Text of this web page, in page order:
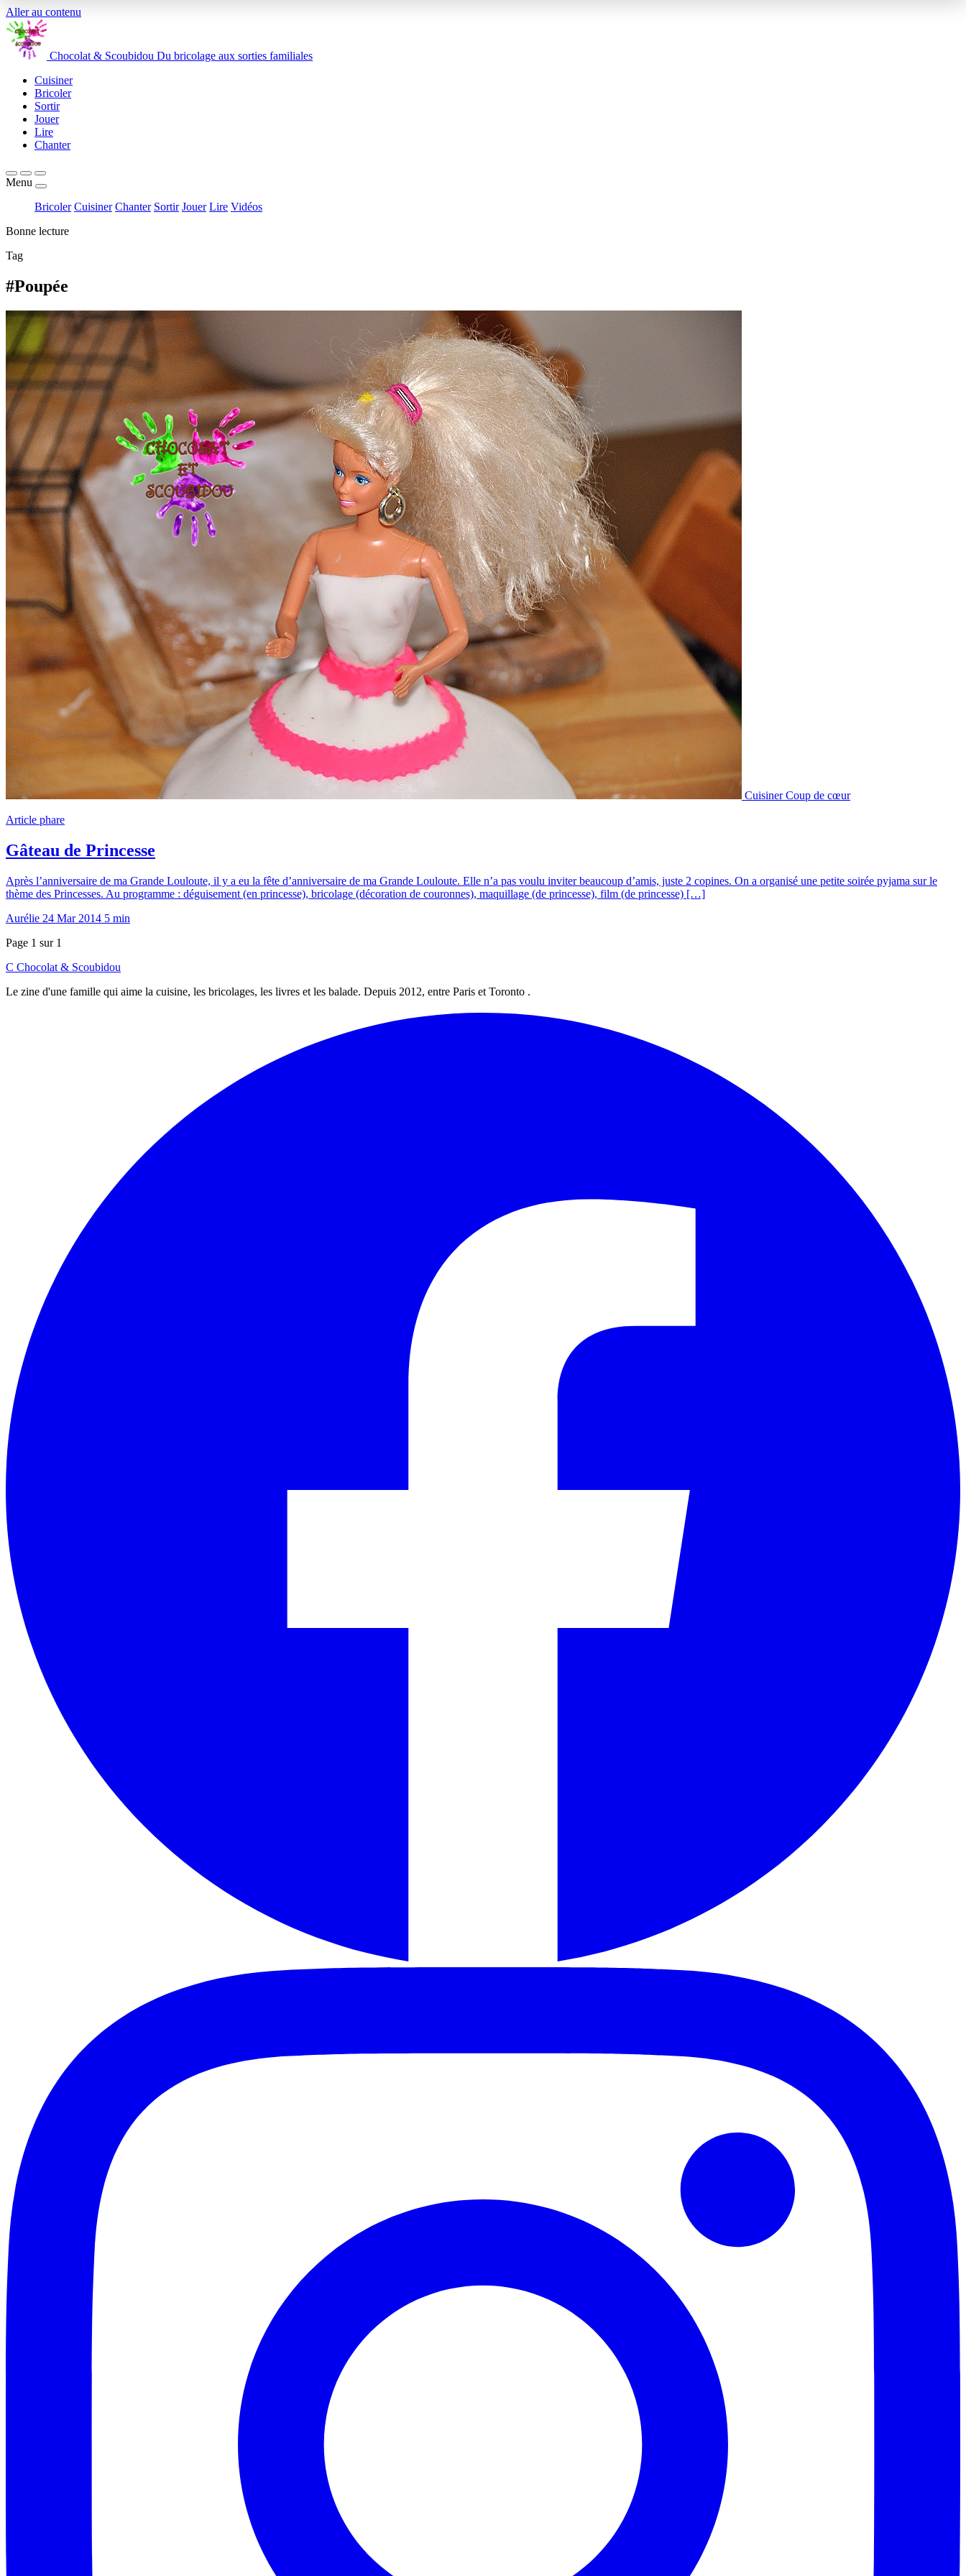
Aller au contenu
Chocolat & Scoubidou Du bricolage aux sorties familiales
Cuisiner
Bricoler
Sortir
Jouer
Lire
Chanter
Menu
Bricoler Cuisiner Chanter Sortir Jouer Lire Vidéos
Bonne lecture
Tag
#Poupée
Cuisiner Coup de cœur
Article phare
Gâteau de Princesse
Après l’anniversaire de ma Grande Louloute, il y a eu la fête d’anniversaire de ma Grande Louloute. Elle n’a pas voulu inviter beaucoup d’amis, juste 2 copines. On a organisé une petite soirée pyjama sur le
thème des Princesses. Au programme : déguisement (en princesse), bricolage (décoration de couronnes), maquillage (de princesse), film (de princesse) […]
Aurélie 24 Mar 2014 5 min
Page 1 sur 1
C Chocolat & Scoubidou
Le zine d'une famille qui aime la cuisine, les bricolages, les livres et les balade. Depuis 2012, entre Paris et Toronto .